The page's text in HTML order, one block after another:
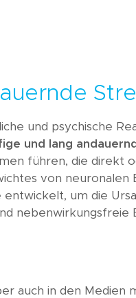
und psychische
und lang
führen, die direkt
von
um die
nebenwirkungsfreie
auch in den Medien